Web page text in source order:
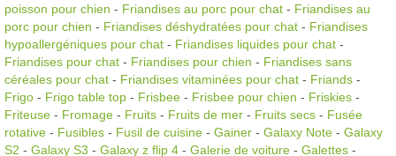
poisson pour chien - Friandises au porc pour chat - Friandises au
porc pour chien - Friandises déshydratées pour chat - Friandises
hypoallergéniques pour chat - Friandises liquides pour chat -
Friandises pour chat - Friandises pour chien - Friandises sans
céréales pour chat - Friandises vitaminées pour chat - Friands -
Frigo - Frigo table top - Frisbee - Frisbee pour chien - Friskies -
Friteuse - Fromage - Fruits - Fruits de mer - Fruits secs - Fusée
rotative - Fusibles - Fusil de cuisine - Gainer - Galaxy Note - Galaxy
S2 - Galaxy S3 - Galaxy z flip 4 - Galerie de voiture - Galettes -